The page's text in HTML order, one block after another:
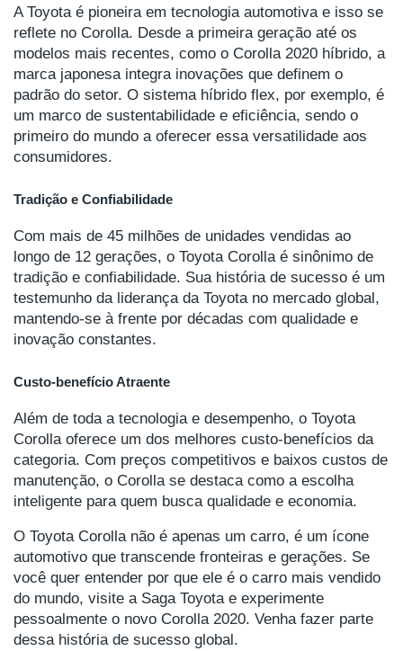
A Toyota é pioneira em tecnologia automotiva e isso se
reflete no Corolla. Desde a primeira geração até os
modelos mais recentes, como o Corolla 2020 híbrido, a
marca japonesa integra inovações que definem o
padrão do setor. O sistema híbrido flex, por exemplo, é
um marco de sustentabilidade e eficiência, sendo o
primeiro do mundo a oferecer essa versatilidade aos
consumidores.
Tradição e Confiabilidade
Com mais de 45 milhões de unidades vendidas ao
longo de 12 gerações, o Toyota Corolla é sinônimo de
tradição e confiabilidade. Sua história de sucesso é um
testemunho da liderança da Toyota no mercado global,
mantendo-se à frente por décadas com qualidade e
inovação constantes.
Custo-benefício Atraente
Além de toda a tecnologia e desempenho, o Toyota
Corolla oferece um dos melhores custo-benefícios da
categoria. Com preços competitivos e baixos custos de
manutenção, o Corolla se destaca como a escolha
inteligente para quem busca qualidade e economia.
O Toyota Corolla não é apenas um carro, é um ícone
automotivo que transcende fronteiras e gerações. Se
você quer entender por que ele é o carro mais vendido
do mundo, visite a Saga Toyota e experimente
pessoalmente o novo Corolla 2020. Venha fazer parte
dessa história de sucesso global.